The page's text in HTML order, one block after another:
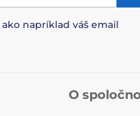
ako napríklad váš email
O